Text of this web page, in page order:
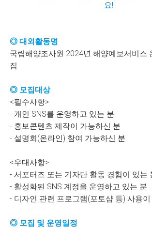
요!
◎ 대외활동명
국립해양조사원 2024년 해양예보서비스
집
◎ 모집대상
<필수사항>
- 개인 SNS를 운영하고 있는 분
- 홍보콘텐츠 제작이 가능하신 분
- 설명회(온라인) 참여 가능하신 분
<우대사항>
- 서포터즈 또는 기자단 활동 경험이 있는
- 활성화된 SNS 계정을 운영하고 있는 분
- 디자인 관련 프로그램(포토샵 등) 사용
◎ 모집 및 운영일정